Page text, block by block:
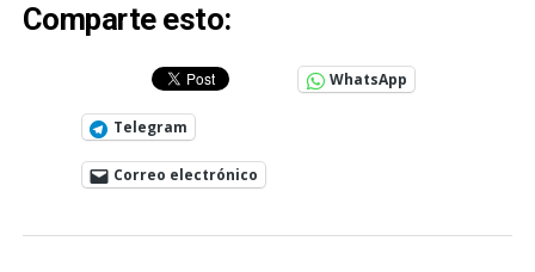
Comparte esto:
WhatsApp
Telegram
Correo electrónico